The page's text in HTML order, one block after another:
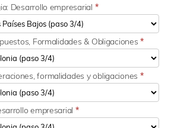
Desarrollo empresarial *
Formalidades & Obligaciones*
formalidades y obligaciones *
empresarial *